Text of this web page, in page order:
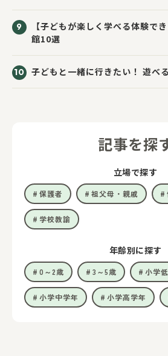
【子どもが楽しく学べる体験で
館10選
子どもと一緒に行きたい！ 遊べ
記事を探
立場で探す
保護者 祖父母・親戚
学校教諭
年齢別に探す
0～2歳 3～5歳 小学
小学中学年 小学高学年